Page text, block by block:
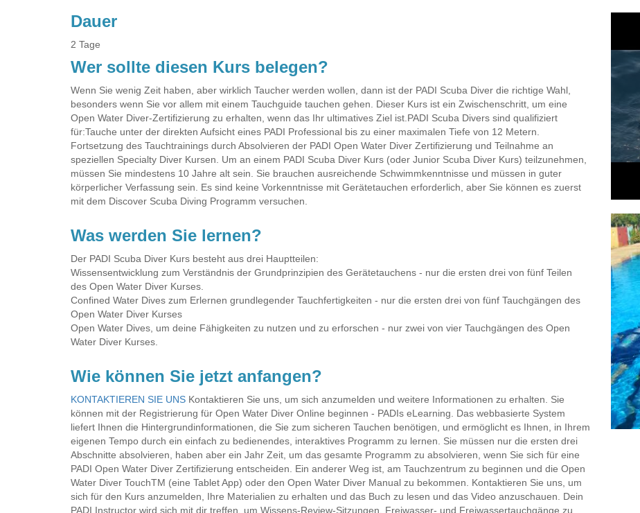
Dauer
2 Tage
Wer sollte diesen Kurs belegen?
Wenn Sie wenig Zeit haben, aber wirklich Taucher werden wollen, dann ist der PADI Scuba Diver die richtige Wahl,
besonders wenn Sie vor allem mit einem Tauchguide tauchen gehen. Dieser Kurs ist ein Zwischenschritt, um eine
Open Water Diver-Zertifizierung zu erhalten, wenn das Ihr ultimatives Ziel ist.PADI Scuba Divers sind qualifiziert
für:Tauche unter der direkten Aufsicht eines PADI Professional bis zu einer maximalen Tiefe von 12 Metern.
Fortsetzung des Tauchtrainings durch Absolvieren der PADI Open Water Diver Zertifizierung und Teilnahme an
speziellen Specialty Diver Kursen. Um an einem PADI Scuba Diver Kurs (oder Junior Scuba Diver Kurs) teilzunehmen,
müssen Sie mindestens 10 Jahre alt sein. Sie brauchen ausreichende Schwimmkenntnisse und müssen in guter
körperlicher Verfassung sein. Es sind keine Vorkenntnisse mit Gerätetauchen erforderlich, aber Sie können es zuerst
mit dem Discover Scuba Diving Programm versuchen.
Was werden Sie lernen?
Der PADI Scuba Diver Kurs besteht aus drei Hauptteilen:
Wissensentwicklung zum Verständnis der Grundprinzipien des Gerätetauchens - nur die ersten drei von fünf Teilen
des Open Water Diver Kurses.
Confined Water Dives zum Erlernen grundlegender Tauchfertigkeiten - nur die ersten drei von fünf Tauchgängen des
Open Water Diver Kurses
Open Water Dives, um deine Fähigkeiten zu nutzen und zu erforschen - nur zwei von vier Tauchgängen des Open
Water Diver Kurses.
Wie können Sie jetzt anfangen?
KONTAKTIEREN SIE UNS Kontaktieren Sie uns, um sich anzumelden und weitere Informationen zu erhalten. Sie
können mit der Registrierung für Open Water Diver Online beginnen - PADIs eLearning. Das webbasierte System
liefert Ihnen die Hintergrundinformationen, die Sie zum sicheren Tauchen benötigen, und ermöglicht es Ihnen, in Ihrem
eigenen Tempo durch ein einfach zu bedienendes, interaktives Programm zu lernen. Sie müssen nur die ersten drei
Abschnitte absolvieren, haben aber ein Jahr Zeit, um das gesamte Programm zu absolvieren, wenn Sie sich für eine
PADI Open Water Diver Zertifizierung entscheiden. Ein anderer Weg ist, am Tauchzentrum zu beginnen und die Open
Water Diver TouchTM (eine Tablet App) oder den Open Water Diver Manual zu bekommen. Kontaktieren Sie uns, um
sich für den Kurs anzumelden, Ihre Materialien zu erhalten und das Buch zu lesen und das Video anzuschauen. Dein
PADI Instructor wird sich mit dir treffen, um Wissens-Review-Sitzungen, Freiwasser- und Freiwassertauchgänge zu